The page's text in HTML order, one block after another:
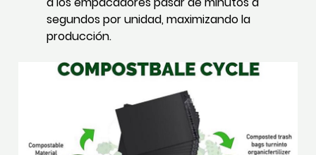
segundos por unidad, maximizando la
producción.